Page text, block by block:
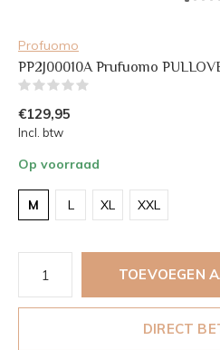
Profuomo
PP2J00010A Prufuomo
€129,95
Incl. btw
Op voorraad
M L XL XXL
TOEVOEGEN
DIRECT